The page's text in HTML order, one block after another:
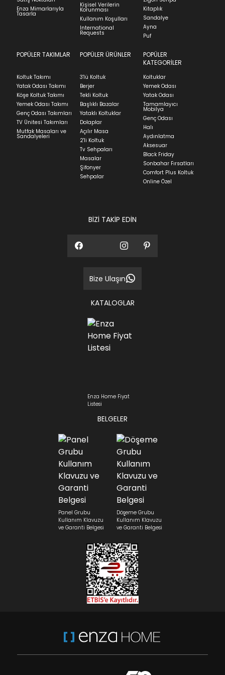
Stock moves super-fast. This look-up is an
indication of where stock might be available but
we can't guarantee it'll be there for long.
görmemiş, kurulumunun yapılmamış ve
kullanılmamış olması gerekmektedir.
İade ve Değişim bölümünü ziyaret ediniz.
Teslimat
Ev tekstili siparişlerinizin kargoya verilme süresi
ortalama 5-24 iş günüdür.
Yatak siparişlerinizin teslim süresi yaşadığınız şehre
ve ürünün stok durumuna göre ortalama 5-24 iş
günüdür.
Panel ve Döşeme grubu ürün siparişlerinizin teslim
süresi yaşadığınız şehre ve ürünün stok durumuna
göre ortalama 30-45 iş günüdür.
Siparişlerim bölümünden sürecinizi takip edebilirsiniz.
Sıkça Sorulan Sorularbölümünü ziyaret
Enza Mimarlarıyla
Tasarla
Kişisel Verilerin
Korunması
Kullanım Koşulları
International
Requests
Kitaplık
Sandalye
Ayna
Puf
POPÜLER TAKIMLAR
Koltuk Takımı
Yatak Odası Takımı
Köşe Koltuk Takımı
Yemek Odası Takımı
Genç Odası Takımları
TV Ünitesi Takımları
Mutfak Masaları ve
Sandalyeleri
POPÜLER ÜRÜNLER
3'lü Koltuk
Berjer
Tekli Koltuk
Başlıklı Bazalar
Yataklı Koltuklar
Dolaplar
Açılır Masa
2'li Koltuk
Tv Sehpaları
Masalar
Şifonyer
Sehpalar
POPÜLER
KATEGORİLER
Koltuklar
Yemek Odası
Yatak Odası
Tamamlayıcı
Mobilya
Genç Odası
Halı
Aydınlatma
Aksesuar
Black Friday
Sonbahar Fırsatları
Comfort Plus Koltuk
Online Özel
BİZİ TAKİP EDİN
Bize Ulaşın
KATALOGLAR
Enza Home Fiyat
Listesi
BELGELER
Panel Grubu
Kullanım Klavuzu
ve Garanti Belgesi
Döşeme Grubu
Kullanım Klavuzu
ve Garanti Belgesi